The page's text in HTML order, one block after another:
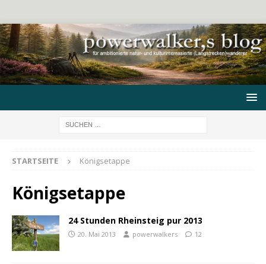
STARTSEITE Königsetappe
Königsetappe
24 Stunden Rheinsteig pur 2013
20. Mai 2013 powerwalkers 12